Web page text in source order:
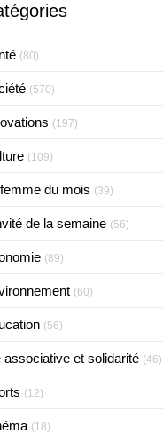
(80)
(570)
(197)
(109)
du mois (39)
de la semaine (56)
(89)
(60)
(56)
associative et solidarité (46)
(12)
(18)